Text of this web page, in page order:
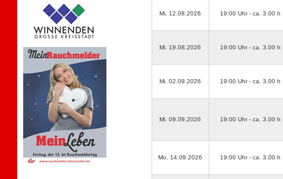
Mi. 12.08.2026 19:00 Uhr - ca. 3.00 h
Mi. 19.08.2026 19:00 Uhr - ca. 3.00 h
Mi. 02.09.2026 19:00 Uhr - ca. 3.00 h
Mi. 09.09.2026 19:00 Uhr - ca. 3.00 h
Mo. 14.09.2026 19:00 Uhr - ca. 3.00 h